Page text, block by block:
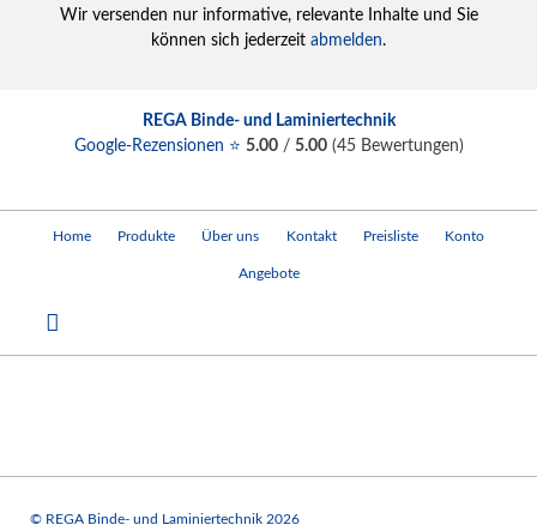
Wir versenden nur informative, relevante Inhalte und Sie
können sich jederzeit abmelden.
Home Produkte Über uns Kontakt Preisliste Konto
Angebote
REGA Binde- und Laminiertechnik
Google-Rezensionen ⭐ 5.00/ 5.00(45Bewertungen)
© REGA Binde- und Laminiertechnik 2026